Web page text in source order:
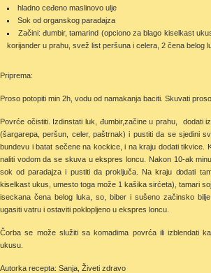
hladno ceđeno maslinovo ulje
Sok od organskog paradajza
Začini: đumbir, tamarind (opciono za blago kiselkast
korijander u prahu, svež list peršuna i celera, 2 čena belog
Priprema:
Proso potopiti min 2h, vodu od namakanja baciti. Skuvati proso.
Povrće očistiti. Izdinstati luk, đumbir,začine u prahu, dodati
(šargarepa, peršun, celer, paštrnak) i pustiti da se sjedini
bundevu i batat sečene na kockice, i na kraju dodati tikvice.
naliti vodom da se skuva u ekspres loncu. Nakon 10-ak
sok od paradajza i pustiti da proključa. Na kraju dodati
kiselkast ukus, umesto toga može 1 kašika sirćeta), tamari
iseckana čena belog luka, so, biber i sušeno začinsko
ugasiti vatru i ostaviti poklopljeno u ekspres loncu.
Čorba se može služiti sa komadima povrća ili izblendati
ukusu.
Autorka recepta: Sanja, Živeti zdravo